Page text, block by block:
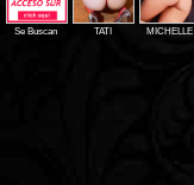
Se Buscan TATI MICHELLE